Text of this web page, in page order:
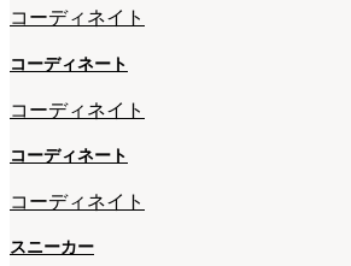
コーディネイト
コーディネート
コーディネイト
コーディネート
コーディネイト
スニーカー